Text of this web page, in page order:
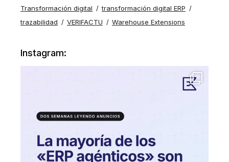
Transformación digital
transformación digital ERP
trazabilidad
VERIFACTU Warehouse Extensions
Instagram: